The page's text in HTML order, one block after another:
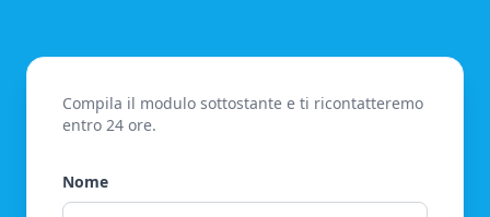
Compila il modulo sottostante e ti ricontatteremo
entro 24 ore.
Nome